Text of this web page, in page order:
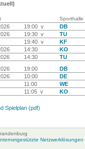
Sporthalle
19:00 v
DB
19:30 v
TU
19:40 v
KF
14:30
KO
14:30
TU
19:00
DB
10:00
DE
11:00
WE
11:05 v
KO
Spielplan (pdf)
Netzwerklösungen